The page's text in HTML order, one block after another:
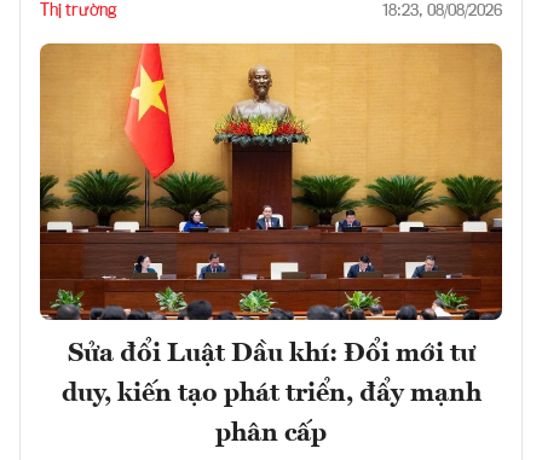
Thị trường 18:23, 08/08/2026
Sửa đổi Luật Dầu khí: Đổi mới tư
duy, kiến tạo phát triển, đẩy mạnh
phân cấp